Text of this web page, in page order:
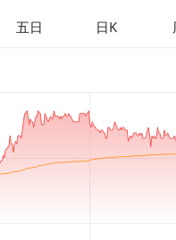
37.966
五日 日K